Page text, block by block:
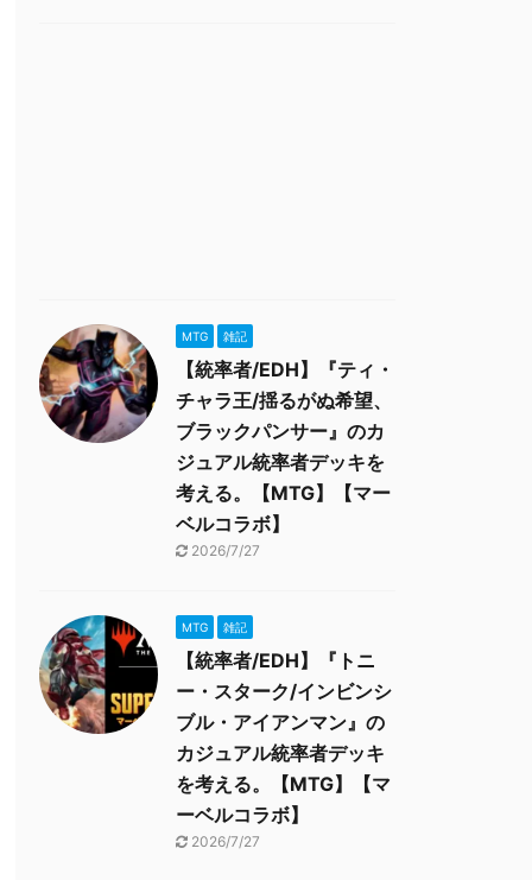
MTG 雑記
【統率者/EDH】『ティ・
チャラ王/揺るがぬ希望、
ブラックパンサー』のカ
ジュアル統率者デッキを
考える。【MTG】【マー
ベルコラボ】
2026/7/27
MTG 雑記
【統率者/EDH】『トニ
ー・スターク/インビンシ
ブル・アイアンマン』の
カジュアル統率者デッキ
を考える。【MTG】【マ
ーベルコラボ】
2026/7/27